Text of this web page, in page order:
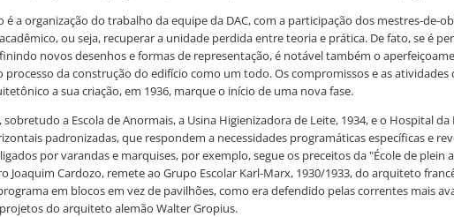
a organização do trabalho da equipe da DAC, com a participação dos mestres-de-
ou seja, recuperar a unidade perdida entre teoria e prática. De fato, se é
novos desenhos e formas de representação, é notável também o
da construção do edifício como um todo. Os compromissos e as
a sua criação, em 1936, marque o início de uma nova fase.
a Escola de Anormais, a Usina Higienizadora de Leite, 1934, e o Hospital
padronizadas, que respondem a necessidades programáticas específicas e
por varandas e marquises, por exemplo, segue os preceitos da "École de
Joaquim Cardozo, remete ao Grupo Escolar Karl-Marx, 1930/1933, do arquiteto
em blocos em vez de pavilhões, como era defendido pelas correntes mais
do arquiteto alemão Walter Gropius.